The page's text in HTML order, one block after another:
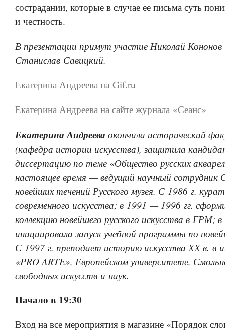
сострадании, которые в случае ее письма суть
и честность.
В презентации примут участие Николай Кононов
Станислав Савицкий.
Екатерина Андреева на Gif.ru
Екатерина Андреева на сайте журнала «Сеанс»
Екатерина Андреева окончила исторический
(кафедра истории искусства), защитила
диссертацию по теме «Общество русских
настоящее время — ведущий научный сотрудник
новейших течений Русского музея. С 1986 г.
современного искусства; в 1991 — 1996 гг.
коллекцию новейшего русского искусства в ГРМ;
инициировала запуск учебной программы по
С 1997 г. преподает историю искусства ХХ в. в
«PRO ARTE», Европейском университете,
свободных искусств и наук.
Начало в 19:30
Вход на все мероприятия в магазине «Порядок